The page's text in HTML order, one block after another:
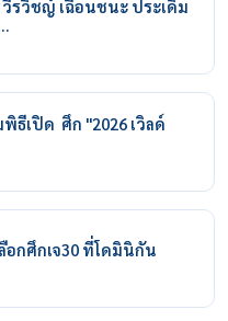
รวิชญ์ เฉือนชนะ ประเดิม
ธีเปิด ศึก "2026 เวิลด์
อกศึกเจ30 ที่โดมินิกัน